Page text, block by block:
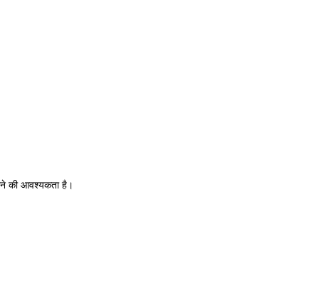
की आवश्यकता है।